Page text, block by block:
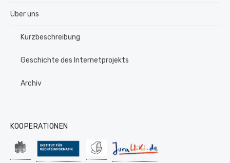
Über uns
Kurzbeschreibung
Geschichte des Internetprojekts
Archiv
KOOPERATIONEN